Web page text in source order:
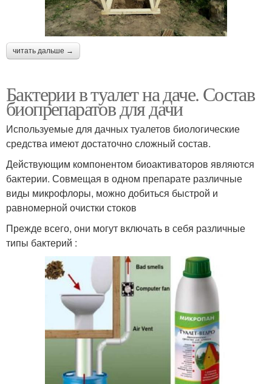
читать дальше →
Бактерии в туалет на даче. Состав
биопрепаратов для дачи
Используемые для дачных туалетов биологические
средства имеют достаточно сложный состав.
Действующим компонентом биоактиваторов являются
бактерии. Совмещая в одном препарате различные
виды микрофлоры, можно добиться быстрой и
равномерной очистки стоков
Прежде всего, они могут включать в себя различные
типы бактерий :